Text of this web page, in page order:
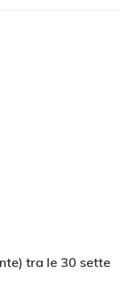
tra le 30 sette